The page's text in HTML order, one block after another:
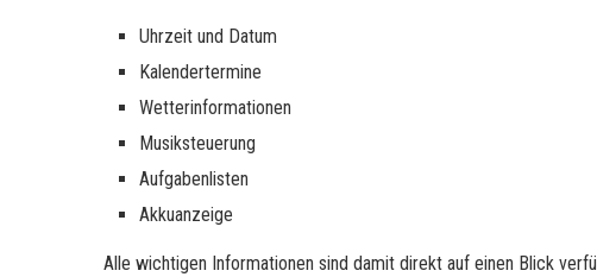
Uhrzeit und Datum
Kalendertermine
Wetterinformationen
Musiksteuerung
Aufgabenlisten
Akkuanzeige
Alle wichtigen Informationen sind damit direkt auf einen Blick